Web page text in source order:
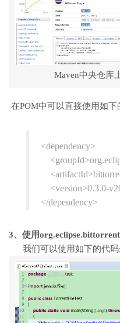
Maven中央仓库
在POM中可以直接使用如下
<dependency>
<version>0.3.0-
</dependency>
3、使用org.eclipse.bittorrent
我们可以使用如下的代码